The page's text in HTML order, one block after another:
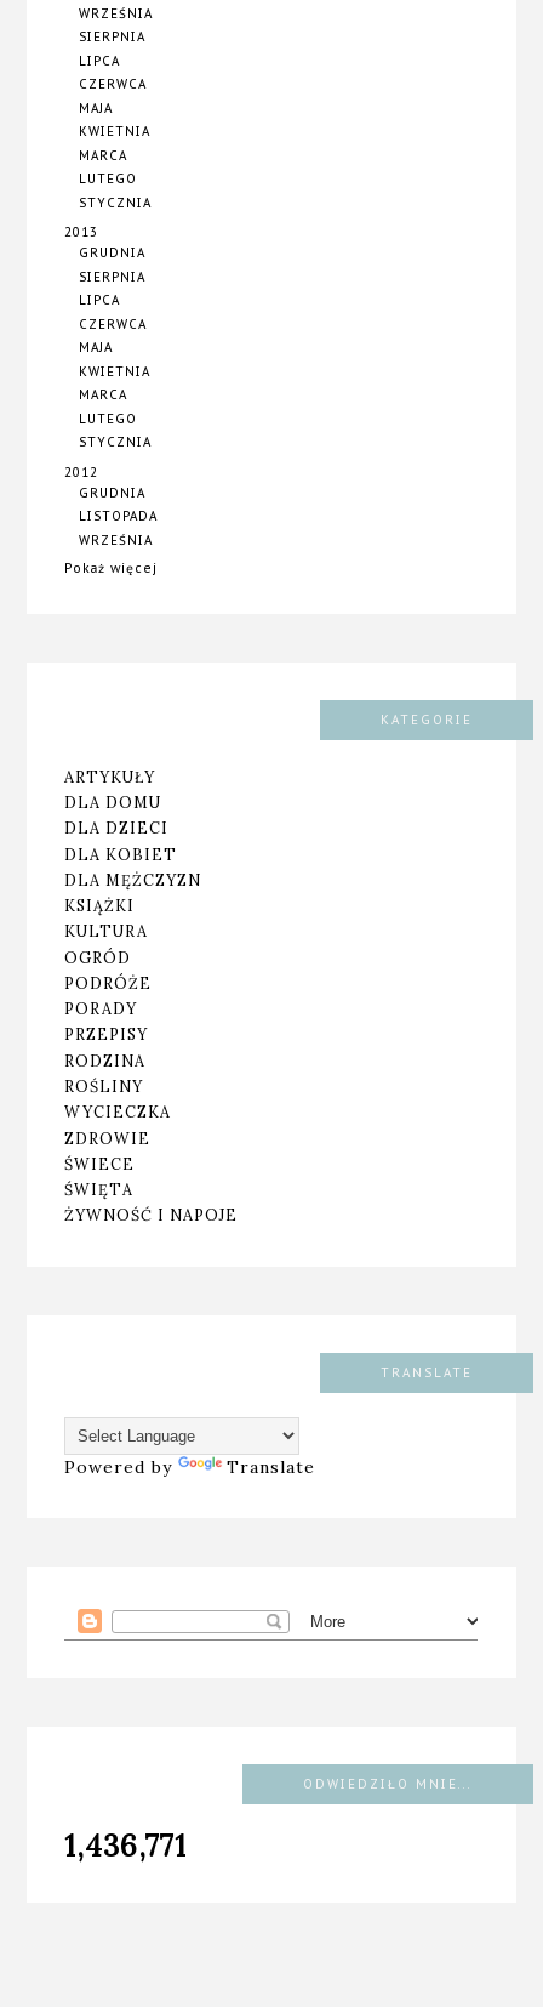
WRZEŚNIA
SIERPNIA
LIPCA
CZERWCA
MAJA
KWIETNIA
MARCA
LUTEGO
STYCZNIA
2013
GRUDNIA
SIERPNIA
LIPCA
CZERWCA
MAJA
KWIETNIA
MARCA
LUTEGO
STYCZNIA
2012
GRUDNIA
LISTOPADA
WRZEŚNIA
Pokaż więcej
KATEGORIE
ARTYKUŁY
DLA DOMU
DLA DZIECI
DLA KOBIET
DLA MĘŻCZYZN
KSIĄŻKI
KULTURA
OGRÓD
PODRÓŻE
PORADY
PRZEPISY
RODZINA
ROŚLINY
WYCIECZKA
ZDROWIE
ŚWIECE
ŚWIĘTA
ŻYWNOŚĆ I NAPOJE
TRANSLATE
Powered by Translate
ODWIEDZIŁO MNIE...
1,436,771